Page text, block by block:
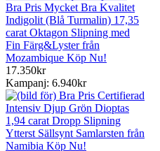
Bra Pris Mycket Bra Kvalitet
Indigolit (Blå Turmalin) 17,35
carat Oktagon Slipning med
Fin Färg&Lyster från
Mozambique Köp Nu!
17.350kr
Kampanj: 6.940kr